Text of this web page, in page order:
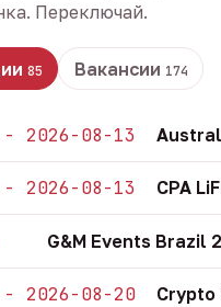
Переключай.
85 Вакансии 174
2026-08-13
2026-08-13 CPA
G&M Events Brazil
2026-08-20 Crypto